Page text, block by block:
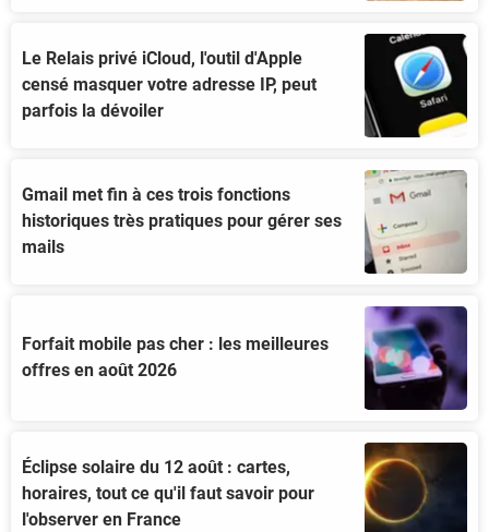
Le Relais privé iCloud, l'outil d'Apple
censé masquer votre adresse IP, peut
parfois la dévoiler
Gmail met fin à ces trois fonctions
historiques très pratiques pour gérer ses
mails
Forfait mobile pas cher : les meilleures
offres en août 2026
Éclipse solaire du 12 août : cartes,
horaires, tout ce qu'il faut savoir pour
l'observer en France